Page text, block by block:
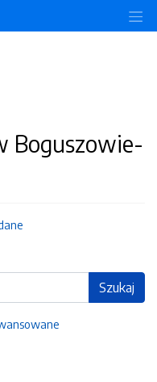
Boguszowie-
Szukaj